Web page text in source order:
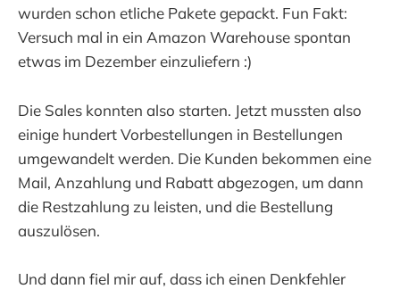
wurden schon etliche Pakete gepackt. Fun Fakt:
Versuch mal in ein Amazon Warehouse spontan
etwas im Dezember einzuliefern :)
Die Sales konnten also starten. Jetzt mussten also
einige hundert Vorbestellungen in Bestellungen
umgewandelt werden. Die Kunden bekommen eine
Mail, Anzahlung und Rabatt abgezogen, um dann
die Restzahlung zu leisten, und die Bestellung
auszulösen.
Und dann fiel mir auf, dass ich einen Denkfehler